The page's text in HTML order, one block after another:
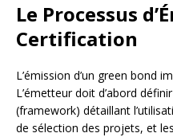
Le Processus
Certification
L’émission d’un green bond
L’émetteur doit d’abord
(framework) détaillant
de sélection des projets, et